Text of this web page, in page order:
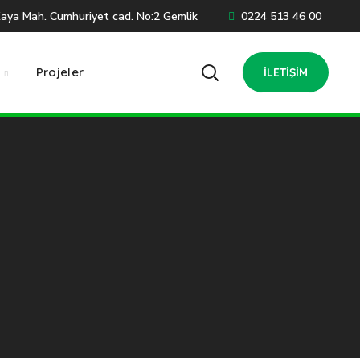
Mah. Cumhuriyet cad. No:2 Gemlik 0224 513 46 00
Projeler İLETIŞIM